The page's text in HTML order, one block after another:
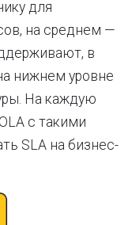
для
на среднем —
в
нижнем уровне
На каждую
с такими
SLA на бизнес-